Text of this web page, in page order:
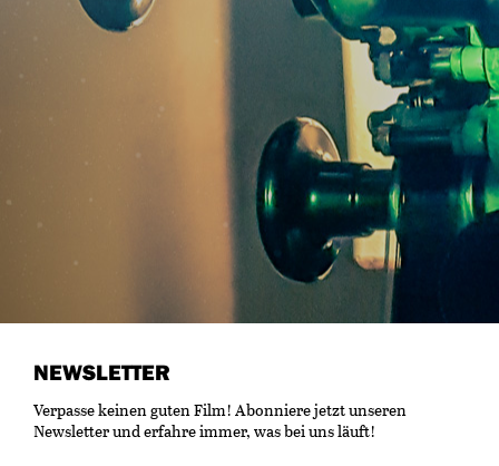
NEWSLETTER
Verpasse keinen guten Film! Abonniere jetzt unseren
Newsletter und erfahre immer, was bei uns läuft!